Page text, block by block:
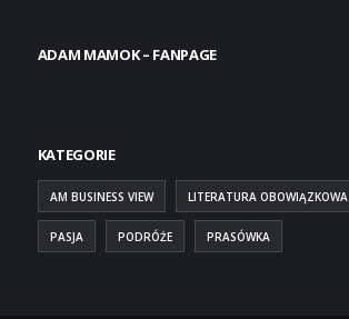
ADAM MAMOK – FANPAGE
KATEGORIE
AM BUSINESS VIEW LITERATURA OBOWIĄZKOWA
PASJA PODRÓŻE PRASÓWKA